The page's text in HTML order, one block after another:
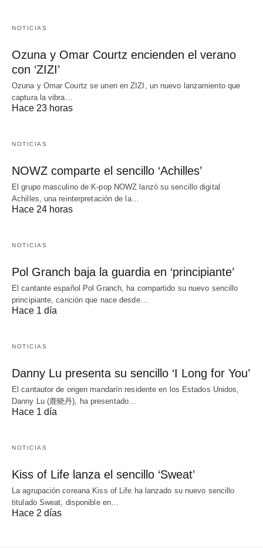
NOTICIAS
Ozuna y Omar Courtz encienden el verano
con ‘ZIZI’
Ozuna y Omar Courtz se unen en ZIZI, un nuevo lanzamiento que
captura la vibra…
Hace 23 horas
NOTICIAS
NOWZ comparte el sencillo ‘Achilles’
El grupo masculino de K-pop NOWZ lanzó su sencillo digital
Achilles, una reinterpretación de la…
Hace 24 horas
NOTICIAS
Pol Granch baja la guardia en ‘principiante’
El cantante español Pol Granch, ha compartido su nuevo sencillo
principiante, canción que nace desde…
Hace 1 día
NOTICIAS
Danny Lu presenta su sencillo ‘I Long for You’
El cantautor de origen mandarín residente en los Estados Unidos,
Danny Lu (鹿晓丹), ha presentado…
Hace 1 día
NOTICIAS
Kiss of Life lanza el sencillo ‘Sweat’
La agrupación coreana Kiss of Life ha lanzado su nuevo sencillo
titulado Sweat, disponible en…
Hace 2 días